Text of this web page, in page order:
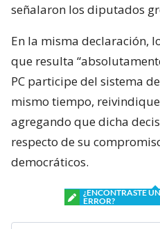
señalaron los diputados
En la misma declaración,
que resulta
PC participe del sistema
mismo tiempo,
agregando que dicha
respecto de su
democráticos.
¿ENCONTRASTE UN
ERROR?